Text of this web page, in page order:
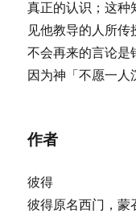
真正的认识；这种
见他教导的人所
不会再来的言论是
因为神「不愿一人
作者
彼得
彼得原名西门，蒙